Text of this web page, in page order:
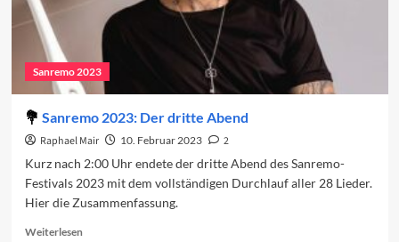
Sanremo 2023
Sanremo 2023: Der dritte Abend
Raphael Mair 10. Februar 2023
2
Kurz nach 2:00 Uhr endete der dritte Abend des Sanremo-
Festivals 2023 mit dem vollständigen Durchlauf aller 28 Lieder.
Hier die Zusammenfassung.
WeiterlesenRead